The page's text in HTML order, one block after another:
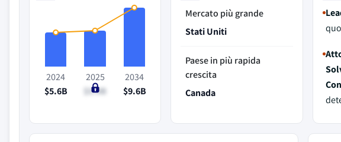
2024
$5.6B
2025
$5.9B
2034
$9.6B
Mercato più grande
Stati Uniti
Paese in più rapida
crescita
Canada